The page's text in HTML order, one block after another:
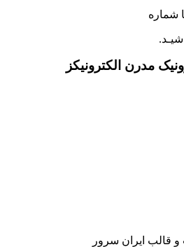
شماره
مدرن الکترونیکز
قالب ایران سرور